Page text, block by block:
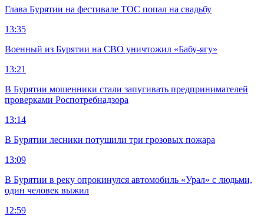
Глава Бурятии на фестивале ТОС попал на свадьбу
13:35
Военный из Бурятии на СВО уничтожил «Бабу-ягу»
13:21
В Бурятии мошенники стали запугивать предпринимателей
проверками Роспотребнадзора
13:14
В Бурятии лесники потушили три грозовых пожара
13:09
В Бурятии в реку опрокинулся автомобиль «Урал» с людьми,
один человек выжил
12:59